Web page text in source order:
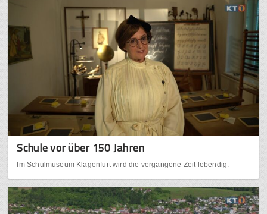
Schule vor über 150 Jahren
Im Schulmuseum Klagenfurt wird die vergangene Zeit lebendig.